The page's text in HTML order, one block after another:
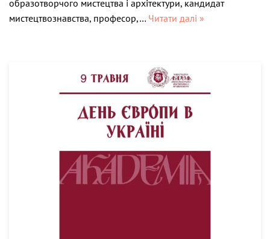
образотворчого мистецтва і архітектури, кандидат
мистецтвознавства, професор,… Читати далі »